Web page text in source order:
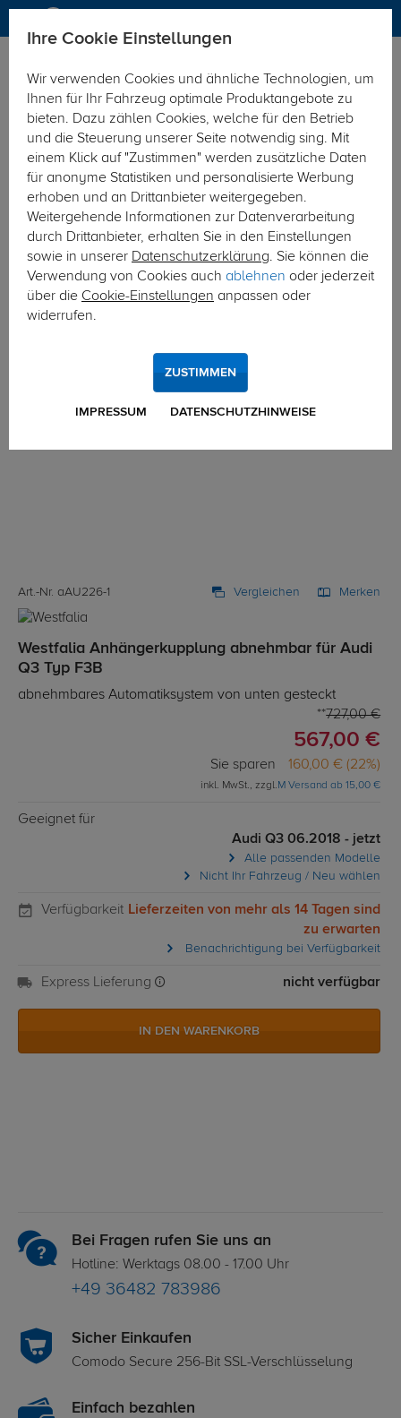
Hier geht's zur Fahrzeugübersicht: Audi Q3
Art.-Nr. aAU226-1 Vergleichen Merken
Westfalia Anhängerkupplung abnehmbar für Audi
Q3 Typ F3B
abnehmbares Automatiksystem von unten gesteckt
727,00 €
567,00 €
Sie sparen 160,00 € (22%)
inkl. MwSt., zzgl.M Versand ab 15,00 €
Geeignet für
Audi Q3 06.2018 - jetzt
Alle passenden Modelle
Nicht Ihr Fahrzeug / Neu wählen
Verfügbarkeit Lieferzeiten von mehr als 14 Tagen sind
zu erwarten
Benachrichtigung bei Verfügbarkeit
Express Lieferung nicht verfügbar
IN DEN WARENKORB
Bei Fragen rufen Sie uns an
Hotline: Werktags 08.00 - 17.00 Uhr
+49 36482 783986
Sicher Einkaufen
Comodo Secure 256-Bit SSL-Verschlüsselung
Einfach bezahlen
Ihre Cookie Einstellungen
Wir verwenden Cookies und ähnliche Technologien, um
Ihnen für Ihr Fahrzeug optimale Produktangebote zu
bieten. Dazu zählen Cookies, welche für den Betrieb
und die Steuerung unserer Seite notwendig sing. Mit
einem Klick auf "Zustimmen" werden zusätzliche Daten
für anonyme Statistiken und personalisierte Werbung
erhoben und an Drittanbieter weitergegeben.
Weitergehende Informationen zur Datenverarbeitung
durch Drittanbieter, erhalten Sie in den Einstellungen
sowie in unserer Datenschutzerklärung. Sie können die
Verwendung von Cookies auch ablehnen oder jederzeit
über die Cookie-Einstellungen anpassen oder
widerrufen.
IMPRESSUM DATENSCHUTZHINWEISE
ZUSTIMMEN